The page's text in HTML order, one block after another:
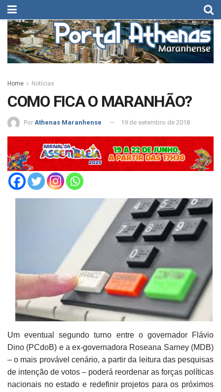
Home Notícias
COMO FICA O MARANHÃO?
Por Athenas Maranhense 19 de setembro de 2018
Um eventual segundo turno entre o governador Flávio
Dino (PCdoB) e a ex-governadora Roseana Sarney (MDB)
– o mais provável cenário, a partir da leitura das pesquisas
de intenção de votos – poderá reordenar as forças políticas
nacionais no estado e redefinir projetos para os próximos